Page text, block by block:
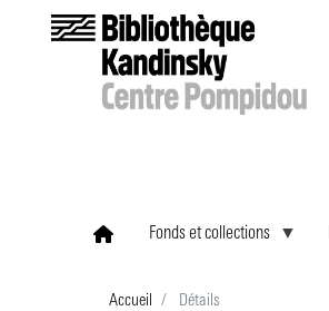
Fonds et collections
Accueil Détails